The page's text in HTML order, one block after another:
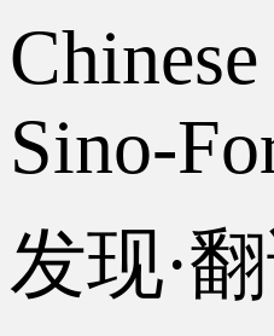
Sino-
发现·